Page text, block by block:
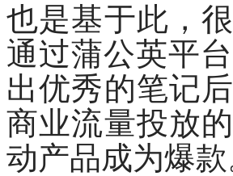
也是基于此，
通过蒲公英平
出优秀的笔记
商业流量投放
动产品成为爆款